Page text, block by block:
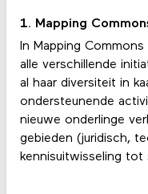
1. Mapping
In Mapping
alle verschillende
al haar diversiteit in
ondersteunende
nieuwe onderlinge
gebieden (juridisch,
kennisuitwisseling tot